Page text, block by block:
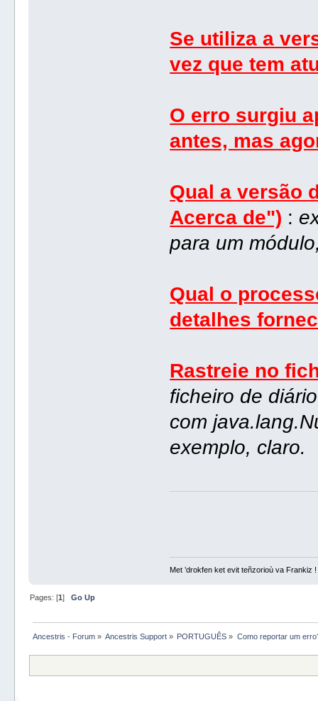
Se utiliza a
vez que tem
O erro surgiu
antes, mas
Qual a versão
Acerca de") :
para um
Qual o
detalhes
Rastreie no
ficheiro de
com
exemplo, claro.
Met ’drokfen ket evit teñzorioù va Frankiz !
Pages: [1] Go Up
Ancestris - Forum» Ancestris Support » PORTUGUÊS » Como reportar um